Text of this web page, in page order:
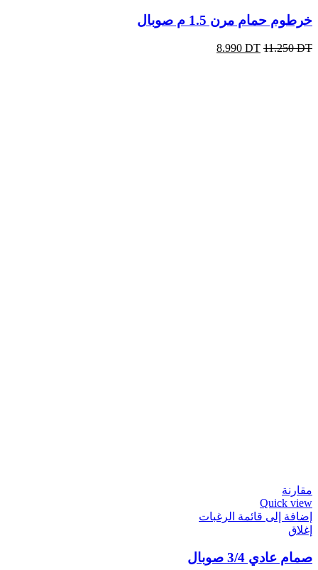
خرطوم حمام مرن 1.5 م صوبال
11.250DT
8.990 DT
مقارنة
Quick view
إضافة إلى قائمة الرغبات
إغلاق
صمام عادي 3/4 صوبال